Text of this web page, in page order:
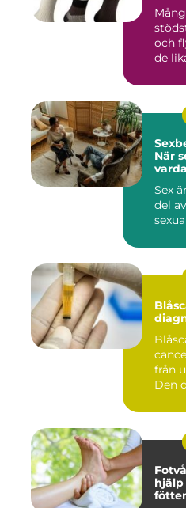
och
de
När
Sex
del
från
Den
hjälp
fötter